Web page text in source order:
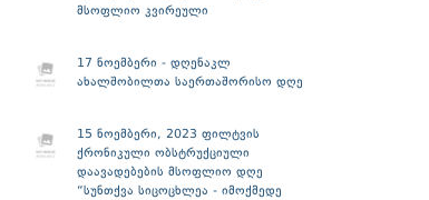
მსოფლიო კვირეული
17 ნოემბერი - დღენაკლ
ახალშობილთა საერთაშორისო დღე
15 ნოემბერი, 2023 ფილტვის
ქრონიკული ობსტრუქციული
დაავადებების მსოფლიო დღე
“სუნთქვა სიცოცხლეა - იმოქმედე